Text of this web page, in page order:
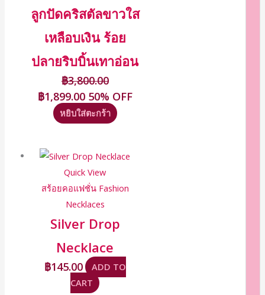
ลูกปัดคริสตัลขาวใส
เหลือบเงิน ร้อย
ปลายริบบิ้นเทาอ่อน
฿3,800.00
฿1,899.00 50% OFF
หยิบใส่ตะกร้า
Quick View
สร้อยคอแฟชั่น Fashion
Necklaces
Silver Drop
Necklace
฿145.00
ADD TO
CART